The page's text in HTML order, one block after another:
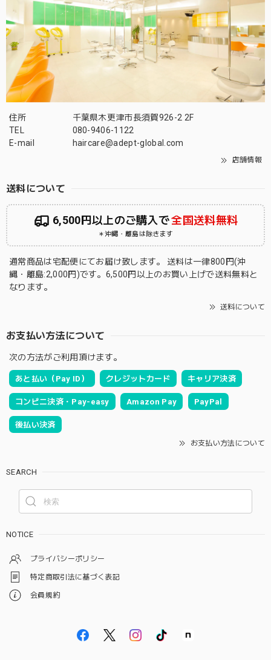
住所
千葉県木更津市長須賀926-2 2F
TEL
080-9406-1122
E-mail
haircare@adept-global.com
店舗情報
送料について
6,500円以上のご購入で全国送料無料
＊沖縄・離島は除きます
通常商品は宅配便にてお届け致します。 送料は一律800円(沖
縄・離島:2,000円)です。6,500円以上のお買い上げで送料無料と
なります。
送料について
お支払い方法について
次の方法がご利用頂けます。
あと払い（Pay ID） クレジットカード キャリア決済
コンビニ決済・Pay-easy Amazon Pay PayPal
後払い決済
お支払い方法について
SEARCH
NOTICE
プライバシーポリシー
特定商取引法に基づく表記
会員規約